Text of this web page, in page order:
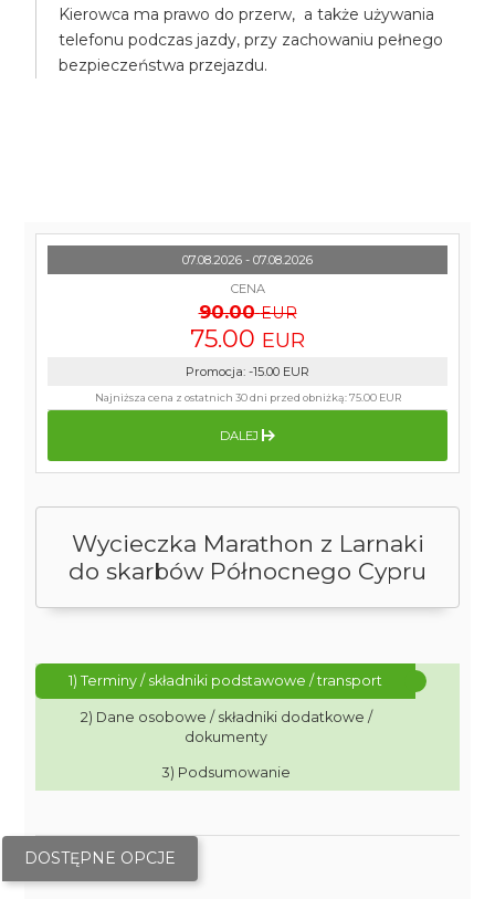
Kierowca ma prawo do przerw, a także używania
telefonu podczas jazdy, przy zachowaniu pełnego
bezpieczeństwa przejazdu.
Wycieczka Marathon z Larnaki
do skarbów Północnego Cypru
1) Terminy / składniki podstawowe / transport
2) Dane osobowe / składniki dodatkowe /
dokumenty
3) Podsumowanie
DOSTĘPNE OPCJE
07.08.2026 - 07.08.2026
CENA
90.00 EUR
75.00 EUR
Promocja: -15.00 EUR
Najniższa cena z ostatnich 30 dni przed obniżką:75.00 EUR
DALEJ